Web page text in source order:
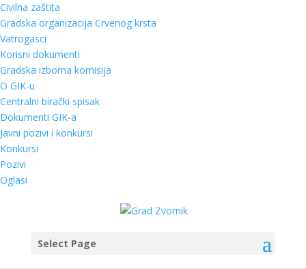
Civilna zaštita
Gradska organizacija Crvenog krsta
Vatrogasci
Korisni dokumenti
Gradska izborna komisija
O GIK-u
Centralni birački spisak
Dokumenti GIK-a
Javni pozivi i konkursi
Konkursi
Pozivi
Oglasi
Select Page